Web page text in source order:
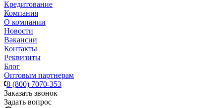
Кредитование
Компания
О компании
Новости
Вакансии
Контакты
Реквизиты
Блог
Оптовым партнерам
8 (800) 7070-353
Заказать звонок
Задать вопрос